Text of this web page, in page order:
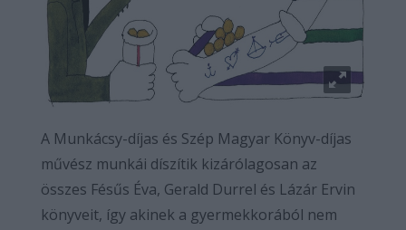
A Munkácsy-díjas és Szép Magyar Könyv-díjas
művész munkái díszítik kizárólagosan az
összes Fésűs Éva, Gerald Durrel és Lázár Ervin
könyveit, így akinek a gyermekkorából nem